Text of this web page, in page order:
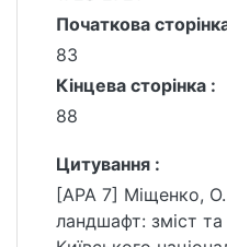
Початкова
83
Кінцева сторінка :
88
Цитування :
[APA 7] Міщенко,
ландшафт: зміст та